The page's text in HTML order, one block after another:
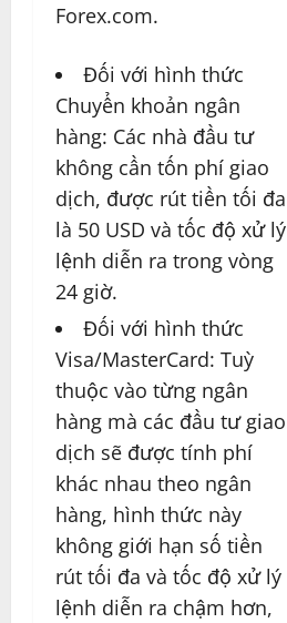
Forex.com.
Đối với hình thức
Chuyển khoản ngân
hàng: Các nhà đầu tư
không cần tốn phí giao
dịch, được rút tiền tối đa
là 50 USD và tốc độ xử lý
lệnh diễn ra trong vòng
24 giờ.
Đối với hình thức
Visa/MasterCard: Tuỳ
thuộc vào từng ngân
hàng mà các đầu tư giao
dịch sẽ được tính phí
khác nhau theo ngân
hàng, hình thức này
không giới hạn số tiền
rút tối đa và tốc độ xử lý
lệnh diễn ra chậm hơn,